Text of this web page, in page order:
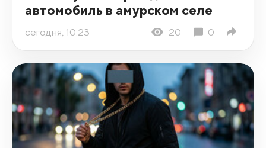
автомобиль в амурском селе
сегодня, 10:23 20 0